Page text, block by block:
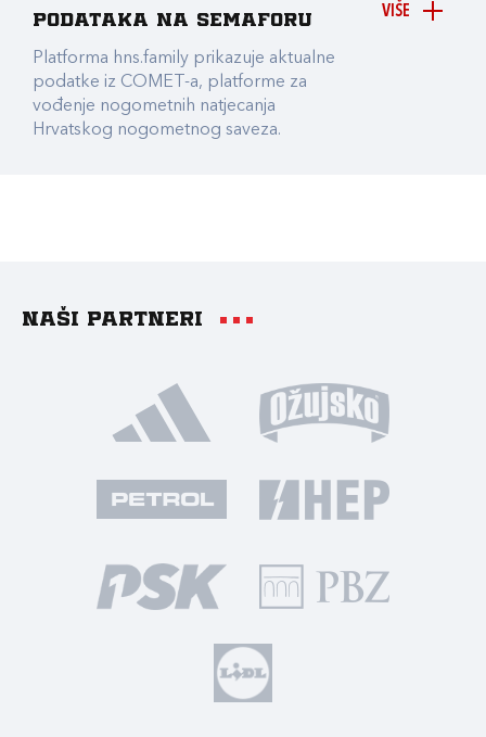
VIŠE
podataka na Semaforu
Platforma hns.family prikazuje aktualne
podatke iz COMET-a, platforme za
vođenje nogometnih natjecanja
Hrvatskog nogometnog saveza.
Naši partneri